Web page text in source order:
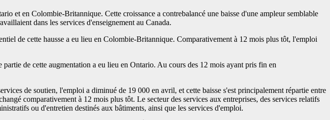
et en Colombie-Britannique. Cette croissance a contrebalancé une baisse d'une ampleur semblable
dans les services d'enseignement au Canada.
de cette hausse a eu lieu en Colombie-Britannique. Comparativement à 12 mois plus tôt, l'emploi
de cette augmentation a eu lieu en Ontario. Au cours des 12 mois ayant pris fin en
de soutien, l'emploi a diminué de 19 000 en avril, et cette baisse s'est principalement répartie entre
comparativement à 12 mois plus tôt. Le secteur des services aux entreprises, des services relatifs
ou d'entretien destinés aux bâtiments, ainsi que les services d'emploi.